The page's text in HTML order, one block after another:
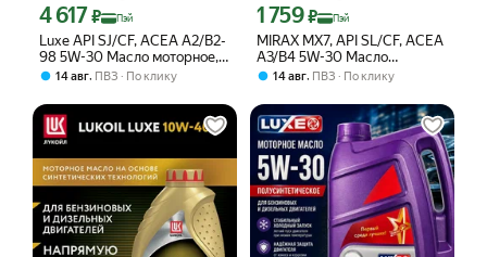
Luxe API SJ/CF, ACEA A2/B2-
98 5W-30 Масло моторное,
Полусинтетическое, 4 л для
двигателей
Цена с картой Яндекс Пэй 4617 ₽ вместо
4 617₽ Пэй
14 авг, ПВЗ По клику
MIRAX MX7, API SL/CF, ACEA
A3/B4 5W-30 Масло
моторное, Синтетическое, 1
масло 1 литр
Цена с картой Яндекс Пэй 1759 ₽
1 759₽ Пэй
14 авг, ПВЗ По клику